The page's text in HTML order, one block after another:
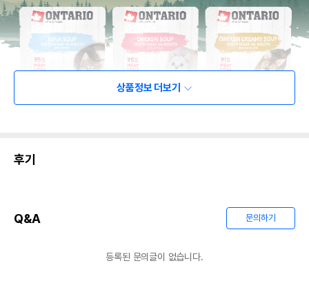
상품정보 더보기
후기
Q&A 문의하기
등록된 문의글이 없습니다.